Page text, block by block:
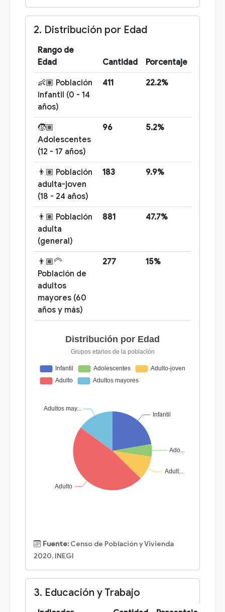
2. Distribución por Edad
Rango de
Edad
Cantidad Porcentaje
👶🏽 Población
infantil (0 - 14
años)
411 22.2%
🧒🏽
Adolescentes
(12 - 17 años)
96 5.2%
👨🏽 Población
adulta-joven
(18 - 24 años)
183 9.9%
👨🏽 Población
adulta
(general)
881 47.7%
👨🏽‍🦳
Población de
adultos
mayores (60
años y más)
277 15%
Fuente: Censo de Población y Vivienda
2020, INEGI
3. Educación y Trabajo